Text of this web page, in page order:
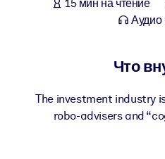
15 мин на чтение
Аудио
Что
The investment industry
robo-advisers and